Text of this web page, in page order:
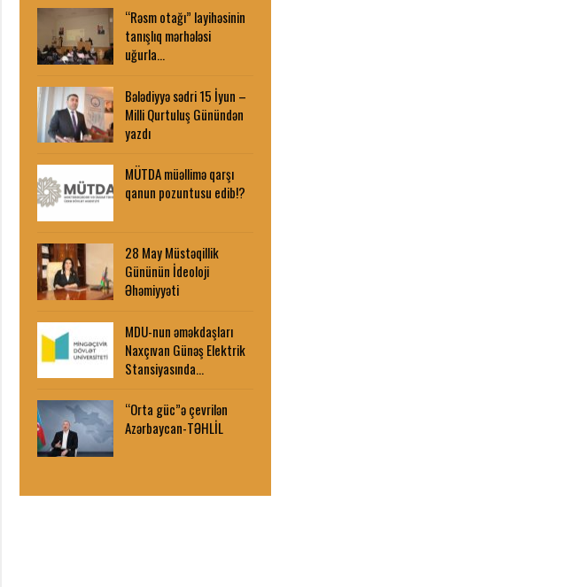
“Rəsm otağı” layihəsinin
tanışlıq mərhələsi
uğurla…
Bələdiyyə sədri 15 İyun –
Milli Qurtuluş Günündən
yazdı
MÜTDA müəllimə qarşı
qanun pozuntusu edib!?
28 May Müstəqillik
Gününün İdeoloji
Əhəmiyyəti
MDU-nun əməkdaşları
Naxçıvan Günəş Elektrik
Stansiyasında…
“Orta güc”ə çevrilən
Azərbaycan-TƏHLİL